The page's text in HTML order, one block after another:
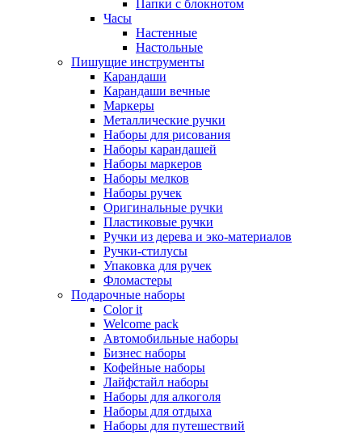
Папки с блокнотом
Часы
Настенные
Настольные
Пишущие инструменты
Карандаши
Карандаши вечные
Маркеры
Металлические ручки
Наборы для рисования
Наборы карандашей
Наборы маркеров
Наборы мелков
Наборы ручек
Оригинальные ручки
Пластиковые ручки
Ручки из дерева и эко-материалов
Ручки-стилусы
Упаковка для ручек
Фломастеры
Подарочные наборы
Color it
Welcome pack
Автомобильные наборы
Бизнес наборы
Кофейные наборы
Лайфстайл наборы
Наборы для алкоголя
Наборы для отдыха
Наборы для путешествий